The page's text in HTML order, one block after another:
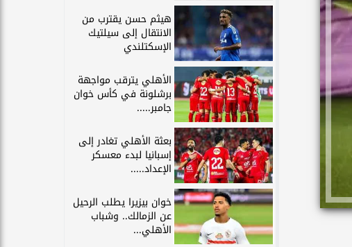
هيثم حسن يقترب من
الانتقال إلى سيلتيك
الإسكتلندي
الأهلي يترقب مواجهة
برشلونة في كأس خوان
جامبر.....
بعثة الأهلي تغادر إلى
إسبانيا لبدء معسكر
الإعداد.....
خوان بيزيرا يطلب الرحيل
عن الزمالك.. وشباب
الأهلي...